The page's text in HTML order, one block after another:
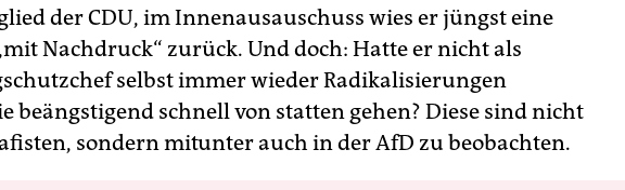
der CDU, im Innenausauschuss wies er jüngst eine
Nachdruck“ zurück. Und doch: Hatte er nicht als
selbst immer wieder Radikalisierungen
beängstigend schnell von statten gehen? Diese sind nicht
sondern mitunter auch in der AfD zu beobachten.